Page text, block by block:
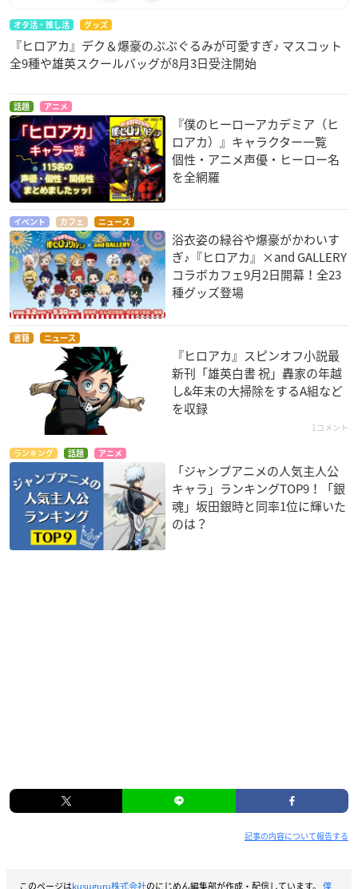
オタ活・推し活 グッズ
『ヒロアカ』デク＆爆豪のぷぷぐるみが可愛すぎ♪ マスコット
全9種や雄英スクールバッグが8月3日受注開始
話題 アニメ
『僕のヒーローアカデミア（ヒ
ロアカ）』キャラクター一覧
個性・アニメ声優・ヒーロー名
を全網羅
イベント カフェ ニュース
浴衣姿の緑谷や爆豪がかわいす
ぎ♪『ヒロアカ』×and GALLERY
コラボカフェ9月2日開幕！全23
種グッズ登場
書籍 ニュース
『ヒロアカ』スピンオフ小説最
新刊「雄英白書 祝」轟家の年越
し&年末の大掃除をするA組など
を収録
1コメント
ランキング 話題 アニメ
「ジャンプアニメの人気主人公
キャラ」ランキングTOP9！「銀
魂」坂田銀時と同率1位に輝いた
のは？
記事の内容について報告する